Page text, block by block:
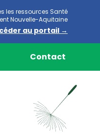
les ressources Santé
Nouvelle-Aquitaine
au portail →
Contact